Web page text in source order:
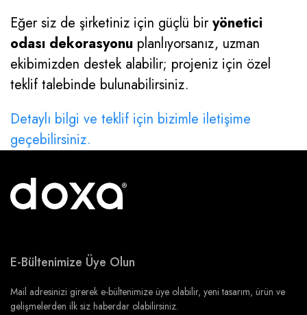
Eğer siz de şirketiniz için güçlü biryönetici
odası dekorasyonu planlıyorsanız, uzman
ekibimizden destek alabilir; projeniz için özel
teklif talebinde bulunabilirsiniz.
Detaylı bilgi ve teklif için bizimle iletişime
geçebilirsiniz.
E-Bültenimize Üye Olun
Mail adresinizi girerek e-bültenimize üye olabilir, yeni tasarım, ürün ve
gelişmelerden ilk siz haberdar olabilirsiniz.